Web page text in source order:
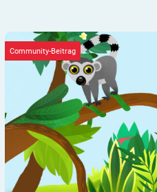
Kolumne „Fernweh“:
Reise einem
Community-Beitrag